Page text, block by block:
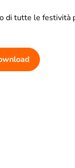
di tutte le festività